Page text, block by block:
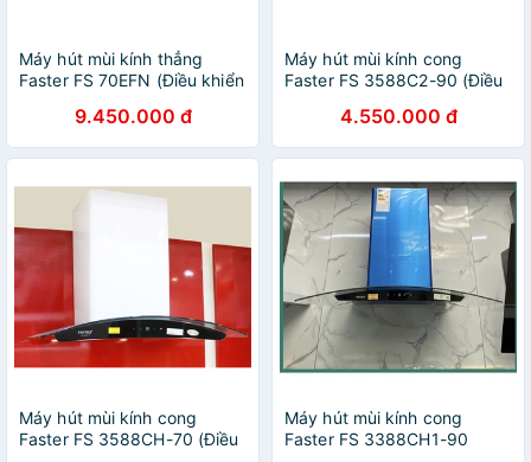
Máy hút mùi kính thẳng
Faster FS 70EFN (Điều khiển
khỏe, Hút êm, Bảo Hành
Chính Hãng 2 năm)
9.450.000 đ
Máy hút mùi kính cong
Faster FS 3588C2-90 (Điều
Hút êm, Bảo Hành Chính
Hãng 2 Năm)
4.550.000 đ
Máy hút mùi kính cong
Faster FS 3588CH-70 (Điều
Máy hút mùi kính cong
Faster FS 3388CH1-90